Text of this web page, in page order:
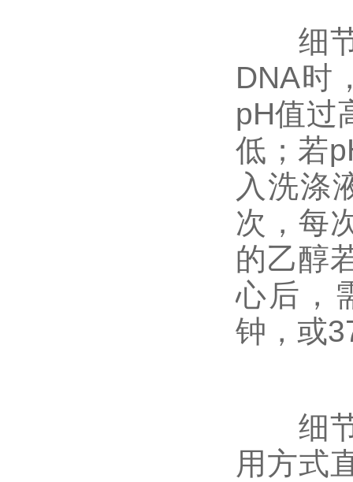
细节
DNA时
pH值过
低；若
入洗涤
次，每
的乙醇
心后，
钟，或
细节
用方式